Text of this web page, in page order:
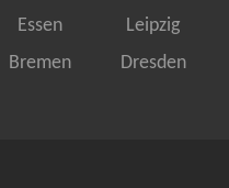
Essen
Leipzig
Bremen
Dresden